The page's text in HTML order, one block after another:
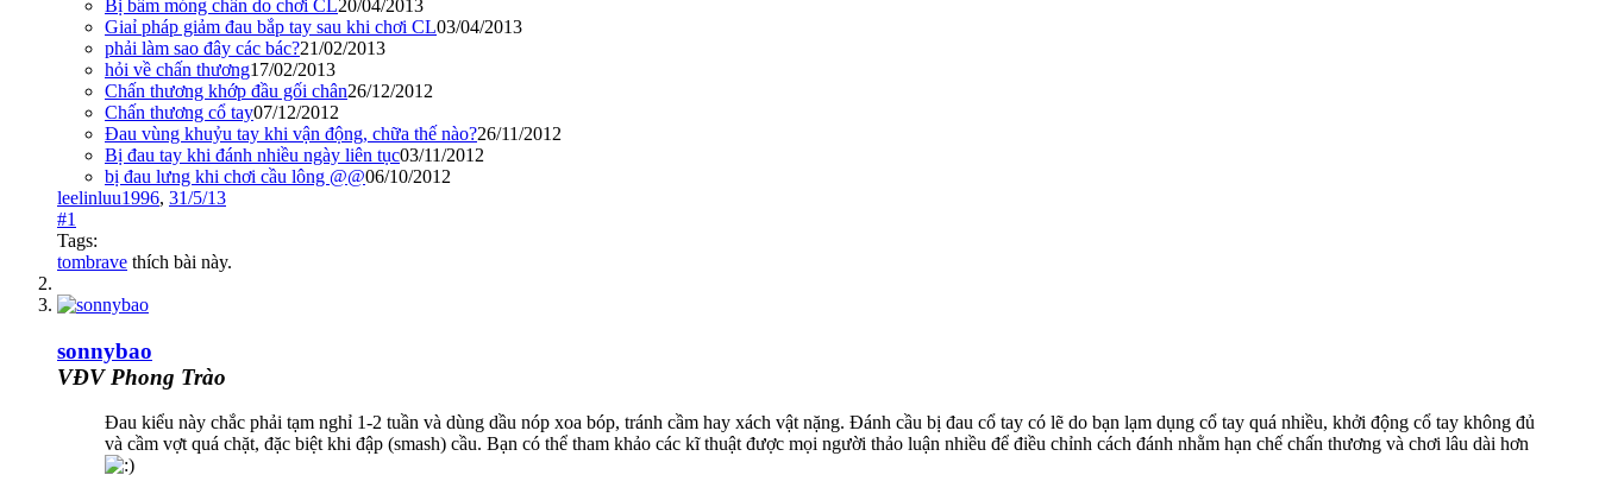
Bị bầm móng chân do chơi CL20/04/2013
Giaỉ pháp giảm đau bắp tay sau khi chơi CL03/04/2013
phải làm sao đây các bác?21/02/2013
hỏi về chấn thương17/02/2013
Chấn thương khớp đầu gối chân26/12/2012
Chấn thương cổ tay07/12/2012
Đau vùng khuỷu tay khi vận động, chữa thế nào?26/11/2012
Bị đau tay khi đánh nhiều ngày liên tục03/11/2012
bị đau lưng khi chơi cầu lông @@06/10/2012
leelinluu1996, 31/5/13
#1
Tags:
tombrave thích bài này.
sonnybao
VĐV Phong Trào
Đau kiểu này chắc phải tạm nghỉ 1-2 tuần và dùng dầu nóp xoa bóp, tránh cầm hay xách vật nặng. Đánh cầu bị đau cổ tay có lẽ do bạn lạm dụng cổ tay quá nhiều, khởi động cổ tay không đủ
và cầm vợt quá chặt, đặc biệt khi đập (smash) cầu. Bạn có thể tham khảo các kĩ thuật được mọi người thảo luận nhiều để điều chỉnh cách đánh nhằm hạn chế chấn thương và chơi lâu dài hơn